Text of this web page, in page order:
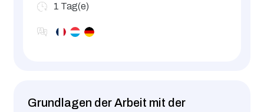
1 Tag(e)
Grundlagen der Arbeit mit der